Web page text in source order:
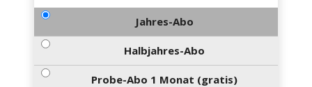
Jahres-Abo
Halbjahres-Abo
Probe-Abo 1 Monat (gratis)